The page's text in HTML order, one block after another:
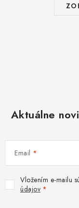
Aktuálne
Email
Vložením e-mailu
údajov